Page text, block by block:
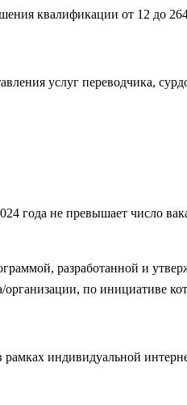
квалификации от 12 до
услуг переводчика,
года не превышает число
разработанной и
по инициативе
индивидуальной